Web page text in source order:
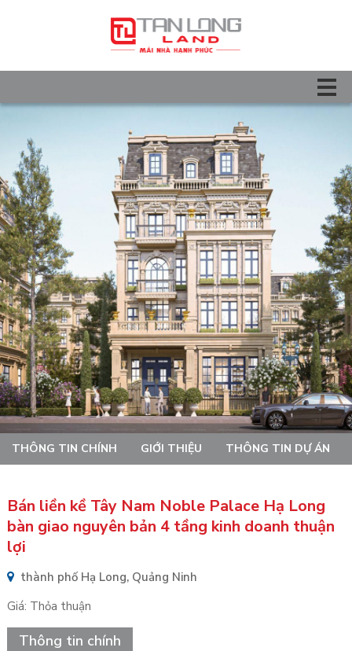
THÔNG TIN CHÍNH GIỚI THIỆU THÔNG TIN DỰ ÁN
Bán liền kề Tây Nam Noble Palace Hạ Long
bàn giao nguyên bản 4 tầng kinh doanh thuận
lợi
thành phố Hạ Long, Quảng Ninh
Giá: Thỏa thuận
Thông tin chính